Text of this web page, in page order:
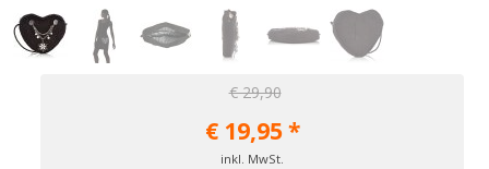
€ 29,90
€19,95*
inkl. MwSt.